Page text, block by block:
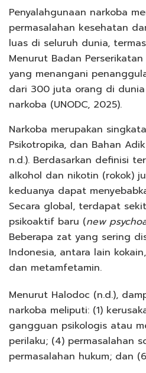
Penyalahgunaan narkoba
permasalahan kesehatan
luas di seluruh dunia,
Menurut Badan
yang menangani
dari 300 juta orang di
narkoba (UNODC, 2025).
Narkoba merupakan
Psikotropika, dan Bahan
n.d.). Berdasarkan definisi
alkohol dan nikotin (rokok)
keduanya dapat
Secara global, terdapat
psikoaktif baru (new
Beberapa zat yang sering
Indonesia, antara lain
dan metamfetamin.
Menurut Halodoc (n.d.),
narkoba meliputi: (1)
gangguan psikologis atau
perilaku; (4) permasalahan
permasalahan hukum; dan